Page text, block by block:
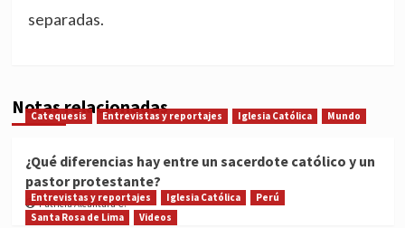
separadas.
Notas relacionadas
Catequesis Entrevistas y reportajes Iglesia Católica Mundo
¿Qué diferencias hay entre un sacerdote católico y un
pastor protestante?
Patricia Alcántara C.
Entrevistas y reportajes Iglesia Católica
Perú
Santa Rosa de Lima
Videos